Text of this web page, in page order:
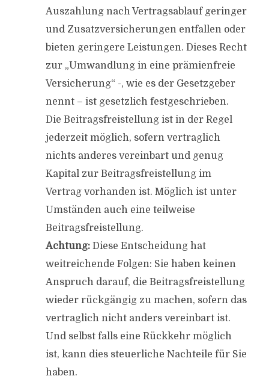
Auszahlung nach Vertragsablauf geringer
und Zusatzversicherungen entfallen oder
bieten geringere Leistungen. Dieses Recht
zur „Umwandlung in eine prämienfreie
Versicherung“ -, wie es der Gesetzgeber
nennt – ist gesetzlich festgeschrieben.
Die Beitragsfreistellung ist in der Regel
jederzeit möglich, sofern vertraglich
nichts anderes vereinbart und genug
Kapital zur Beitragsfreistellung im
Vertrag vorhanden ist. Möglich ist unter
Umständen auch eine teilweise
Beitragsfreistellung.
Achtung:Diese Entscheidung hat
weitreichende Folgen: Sie haben keinen
Anspruch darauf, die Beitragsfreistellung
wieder rückgängig zu machen, sofern das
vertraglich nicht anders vereinbart ist.
Und selbst falls eine Rückkehr möglich
ist, kann dies steuerliche Nachteile für Sie
haben.